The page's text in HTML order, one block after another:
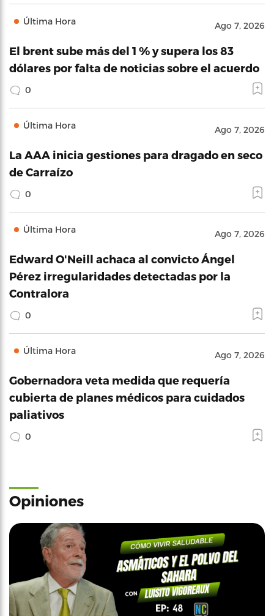
Última Hora Ago 7, 2026
El brent sube más del 1 % y supera los 83
dólares por falta de noticias sobre el acuerdo
0
Última Hora Ago 7, 2026
La AAA inicia gestiones para dragado en seco
de Carraízo
0
Última Hora Ago 7, 2026
Edward O'Neill achaca al convicto Ángel
Pérez irregularidades detectadas por la
Contralora
0
Última Hora Ago 7, 2026
Gobernadora veta medida que requería
cubierta de planes médicos para cuidados
paliativos
0
Opiniones